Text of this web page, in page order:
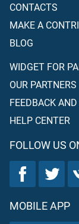
CONTACTS
MAKE A
BLOG
WIDGET FOR
OUR PARTNERS
FEEDBACK
HELP CENTER
FOLLOW US
MOBILE APP